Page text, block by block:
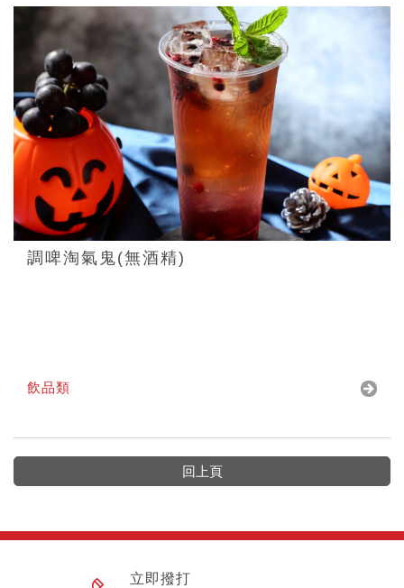
調啤淘氣鬼(無酒精)
飲品類
回上頁
立即撥打